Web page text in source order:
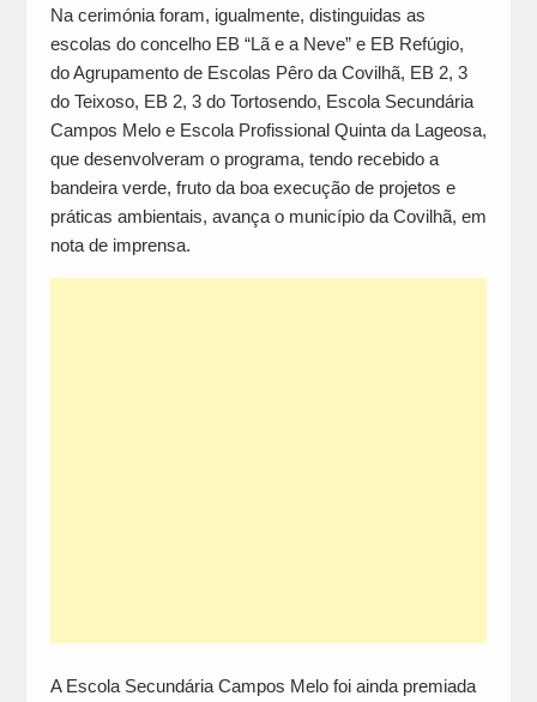
Na cerimónia foram, igualmente, distinguidas as
escolas do concelho EB “Lã e a Neve” e EB Refúgio,
do Agrupamento de Escolas Pêro da Covilhã, EB 2, 3
do Teixoso, EB 2, 3 do Tortosendo, Escola Secundária
Campos Melo e Escola Profissional Quinta da Lageosa,
que desenvolveram o programa, tendo recebido a
bandeira verde, fruto da boa execução de projetos e
práticas ambientais, avança o município da Covilhã, em
nota de imprensa.
A Escola Secundária Campos Melo foi ainda premiada